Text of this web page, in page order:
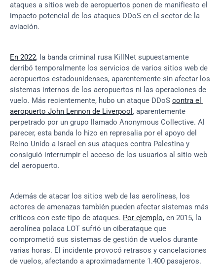
ataques a sitios web de aeropuertos ponen de manifiesto el
impacto potencial de los ataques DDoS en el sector de la
aviación.
En 2022, la banda criminal rusa KillNet supuestamente
derribó temporalmente los servicios de varios sitios web de
aeropuertos estadounidenses, aparentemente sin afectar los
sistemas internos de los aeropuertos ni las operaciones de
vuelo. Más recientemente, hubo un ataque DDoS contra el
aeropuerto John Lennon de Liverpool , aparentemente
perpetrado por un grupo llamado Anonymous Collective. Al
parecer, esta banda lo hizo en represalia por el apoyo del
Reino Unido a Israel en sus ataques contra Palestina y
consiguió interrumpir el acceso de los usuarios al sitio web
del aeropuerto.
Además de atacar los sitios web de las aerolíneas, los
actores de amenazas también pueden afectar sistemas más
críticos con este tipo de ataques. Por ejemplo, en 2015, la
aerolínea polaca LOT sufrió un ciberataque que
comprometió sus sistemas de gestión de vuelos durante
varias horas. El incidente provocó retrasos y cancelaciones
de vuelos, afectando a aproximadamente 1.400 pasajeros.